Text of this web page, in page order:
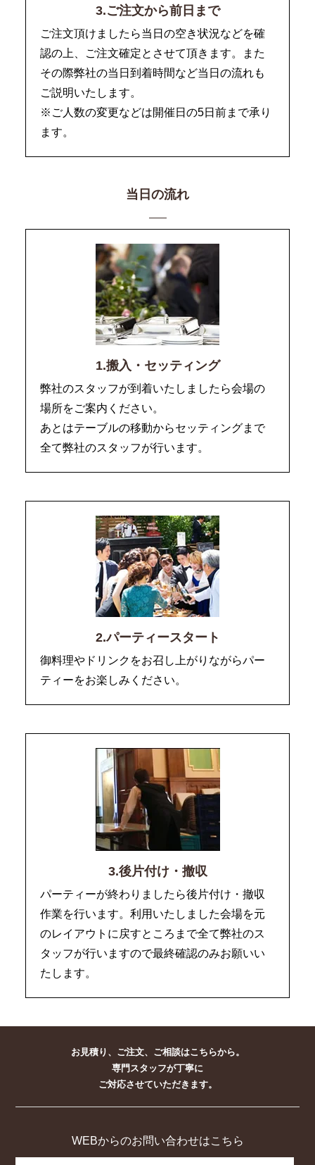
3.ご注文から前日まで
ご注文頂けましたら当日の空き状況などを確
認の上、ご注文確定とさせて頂きます。また
その際弊社の当日到着時間など当日の流れも
ご説明いたします。
※ご人数の変更などは開催日の5日前まで承り
ます。
当日の流れ
1.搬入・セッティング
弊社のスタッフが到着いたしましたら会場の
場所をご案内ください。
あとはテーブルの移動からセッティングまで
全て弊社のスタッフが行います。
2.パーティースタート
御料理やドリンクをお召し上がりながらパー
ティーをお楽しみください。
3.後片付け・撤収
パーティーが終わりましたら後片付け・撤収
作業を行います。利用いたしました会場を元
のレイアウトに戻すところまで全て弊社のス
タッフが行いますので最終確認のみお願いい
たします。
お見積り、ご注文、ご相談はこちらから。
専門スタッフが丁寧に
ご対応させていただきます。
WEBからのお問い合わせはこちら